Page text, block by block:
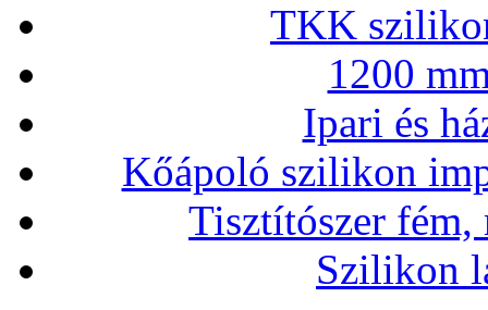
TKK
1200
Ipari és
Kőápoló szilikon
Tisztítószer
Szilikon